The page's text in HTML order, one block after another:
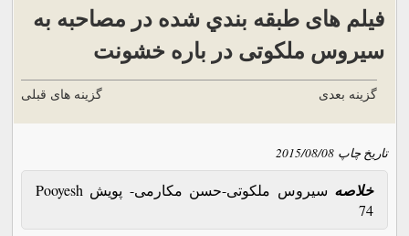
فیلم های طبقه بندي شده در مصاحبه به
سیروس ملکوتی در باره خشونت
گزینه های قبلی گزینه بعدی
تاریخ چاپ 2015/08/08
خلاصه
سیروس ملکوتی-حسن مکارمی- پویش Pooyesh
74